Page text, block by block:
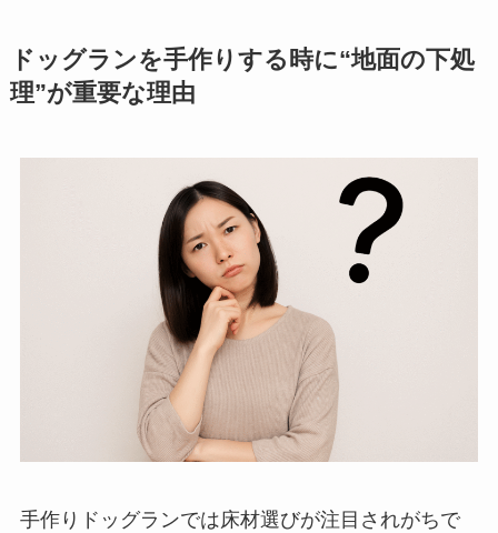
ドッグランを手作りする時に“地面の下処
理”が重要な理由
手作りドッグランでは床材選びが注目されがちで